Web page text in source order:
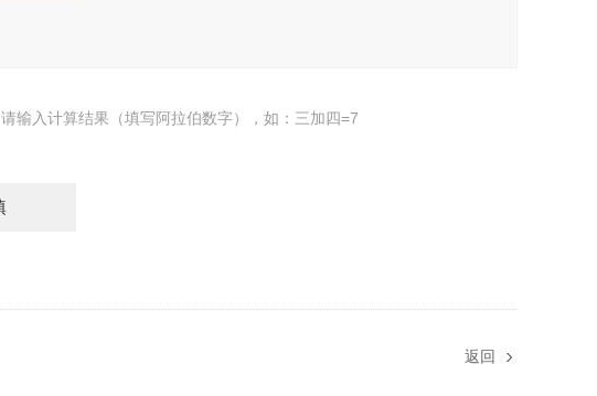
请输入计算结果（填写阿拉伯数字），如：三加四=7
返回